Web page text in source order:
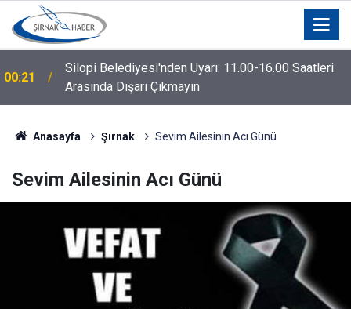
00:21
Silopi Belediyesi'nden Uyarı: 11.00-16.00 Saatleri
Arasında Dışarı Çıkmayın
Anasayfa Şırnak Sevim Ailesinin Acı Günü
Sevim Ailesinin Acı Günü